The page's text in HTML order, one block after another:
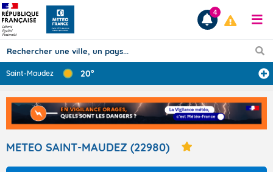
Prévisions
TOUS LES RÉSULTATS
Articles
4
Saint-Maudez 20°
METEO SAINT-MAUDEZ (22980)